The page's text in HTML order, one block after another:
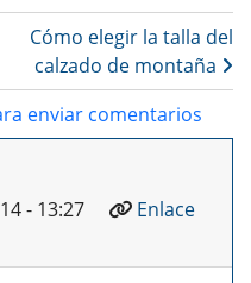
de
Cómo elegir la talla del
calzado de montaña
enviar comentarios
- 13:27
Enlace